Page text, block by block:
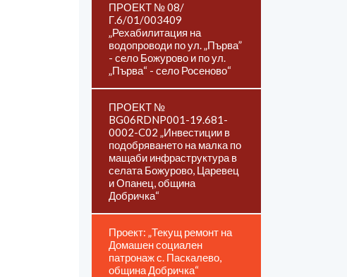
ПРОЕКТ № 08/
Г.6/01/003409
„Рехабилитация на
водопроводи по ул. „Първа”
- село Божурово и по ул.
„Първа“ - село Росеново“
ПРОЕКТ №
BG06RDNP001-19.681-
0002-C02 „Инвестиции в
подобряването на малка по
мащаби инфраструктура в
селата Божурово, Царевец
и Опанец, община
Добричка“
Проект: „Текущ ремонт на
Домашен социален
патронаж с. Паскалево,
община Добричка“